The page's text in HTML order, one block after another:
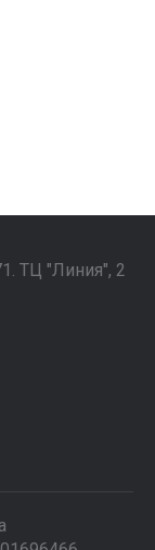
ТЦ "Линия", 2